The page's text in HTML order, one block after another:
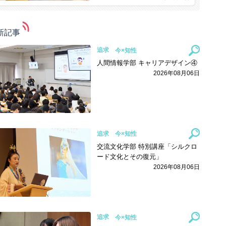
記事
追求
人間情報学部 キャリアデザイン④
2026年08月06日
追求
交流文化学部 特別講座「シルクロ
ード文化とその復元」
2026年08月06日
追求